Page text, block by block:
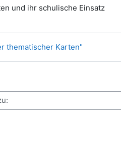
und ihr schulische Einsatz
thematischer Karten"Link/URL